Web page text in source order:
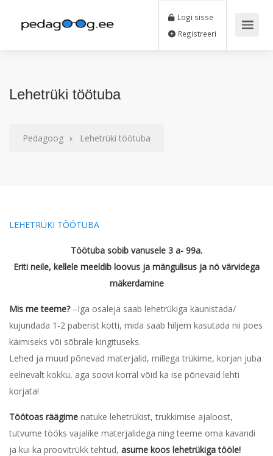
Logi sisse
Registreeri
Lehetrüki töötuba
Pedagoog Lehetrüki töötuba
LEHETRÜKI TÖÖTUBA
Töötuba sobib vanusele 3 a- 99a.
Eriti neile, kellele meeldib loovus ja mängulisus ja nö värvidega
mäkerdamine
Mis me teeme?–Iga osaleja saab lehetrükiga kaunistada/
kujundada 1-2 paberist kotti, mida saab hiljem kasutada nii poes
käimiseks või sõbrale kingituseks.
Lehed ja muud põnevad materjalid, millega trükime, korjan juba
eelnevalt kokku, aga soovi korral võid ka ise põnevaid lehti
korjata!
Töötoas räägime natuke lehetrükist, trükkimise ajaloost,
tutvume tööks vajalike materjalidega ning teeme oma kavandi
ja kui ka proovitrükk tehtud, asume koos lehetrükiga tööle!